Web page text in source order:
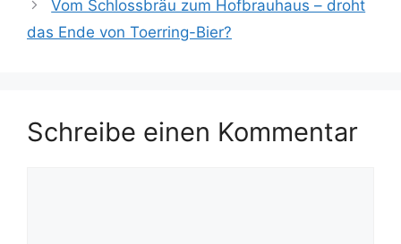
Vom Schlossbräu zum Hofbrauhaus – droht
das Ende von Toerring-Bier?
Schreibe einen Kommentar